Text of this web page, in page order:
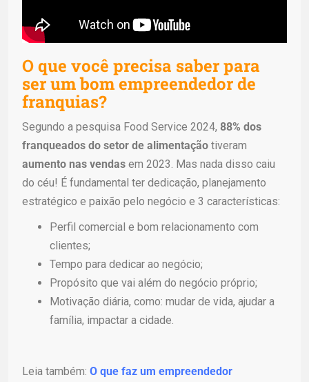
O que você precisa saber para
ser um bom empreendedor de
franquias?
Segundo a pesquisa Food Service 2024, 88% dos
franqueados do setor de alimentação tiveram
aumento nas vendas em 2023. Mas nada disso caiu
do céu! É fundamental ter dedicação, planejamento
estratégico e paixão pelo negócio e 3 características:
Perfil comercial e bom relacionamento com
clientes;
Tempo para dedicar ao negócio;
Propósito que vai além do negócio próprio;
Motivação diária, como: mudar de vida, ajudar a
família, impactar a cidade.
Leia também: O que faz um empreendedor